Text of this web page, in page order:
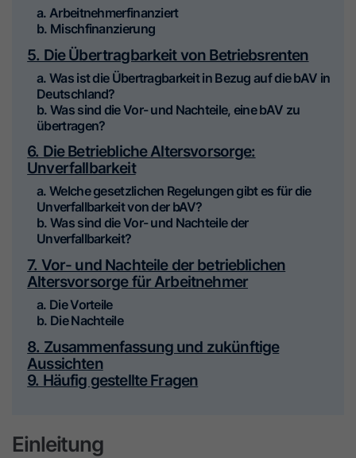
a. Arbeitnehmerfinanziert
b. Mischfinanzierung
5. Die Übertragbarkeit von Betriebsrenten
a. Was ist die Übertragbarkeit in Bezug auf die bAV in
Deutschland?
b. Was sind die Vor- und Nachteile, eine bAV zu
übertragen?
6. Die Betriebliche Altersvorsorge:
Unverfallbarkeit
a. Welche gesetzlichen Regelungen gibt es für die
Unverfallbarkeit von der bAV?
b. Was sind die Vor- und Nachteile der
Unverfallbarkeit?
7. Vor- und Nachteile der betrieblichen
Altersvorsorge für Arbeitnehmer
a. Die Vorteile
b. Die Nachteile
8. Zusammenfassung und zukünftige
Aussichten
9. Häufig gestellte Fragen
Einleitung